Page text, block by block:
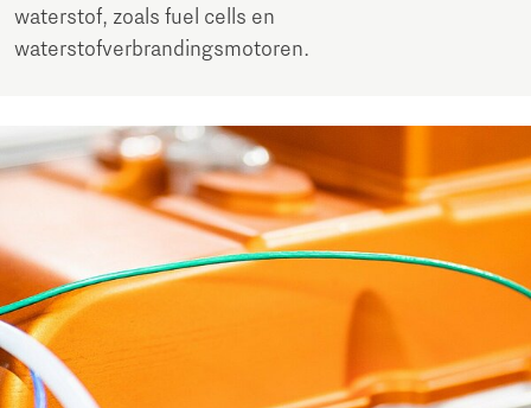
waterstof, zoals fuel cells en
waterstofverbrandingsmotoren.